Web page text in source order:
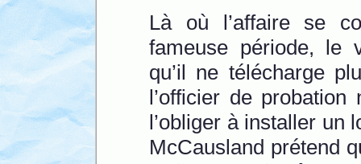
Là où l’affaire se
fameuse période, le
qu’il ne télécharge
l’officier de
l’obliger à installer
McCausland prétend